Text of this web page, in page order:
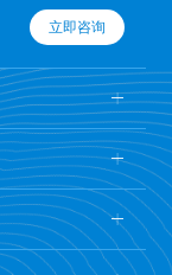
立即咨询